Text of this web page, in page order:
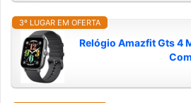
3º LUGAR EM OFERTA
Relógio Amazfit Gts 4